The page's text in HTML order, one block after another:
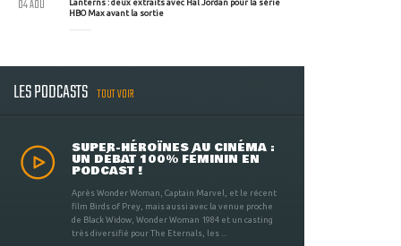
Lanterns : deux extraits avec Hal Jordan pour la série
HBO Max avant la sortie
04 AOU
LES PODCASTS TOUT VOIR
SUPER-HÉROÏNES AU CINÉMA :
UN DÉBAT 100% FÉMININ EN
PODCAST !
Après Wonder Woman, Captain Marvel, et le récent
film Birds of Prey, mais aussi avec la venue proche
de Black Widow, Wonder Woman 1984 et un casting
très diversifié pour The Eternals, les ...